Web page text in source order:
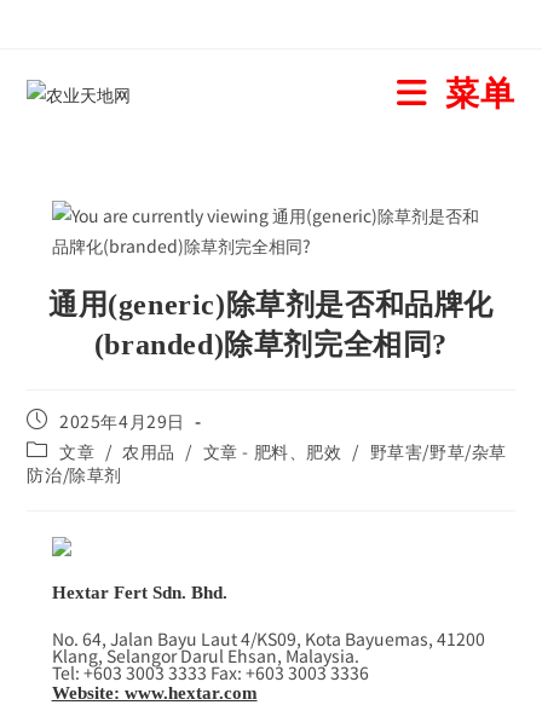
菜单
通用(generic)除草剂是否和品牌化
(branded)除草剂完全相同?
2025年4月29日
文章 / 农用品 / 文章 - 肥料、肥效 / 野草害/野草/杂草
防治/除草剂
Hextar Fert Sdn. Bhd.
No. 64, Jalan Bayu Laut 4/KS09, Kota Bayuemas, 41200
Klang, Selangor Darul Ehsan, Malaysia.
Tel: +603 3003 3333 Fax: +603 3003 3336
Website: www.hextar.com